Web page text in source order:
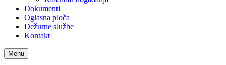
Dokumenti
Oglasna ploča
Dežurne službe
Kontakt
Menu